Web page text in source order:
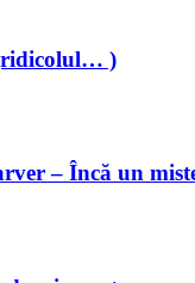
)
– Încă un